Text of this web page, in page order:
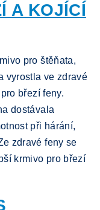
A KOJÍCÍ
pro štěňata,
vyrostla ve zdravé
březí feny.
dostávala
při hárání,
zdravé feny se
krmivo pro březí